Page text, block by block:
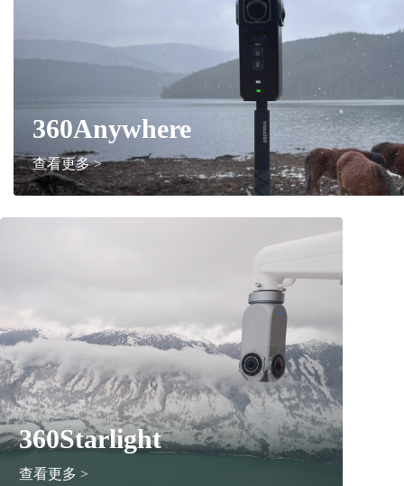
360Anywhere
查看更多 >
360Starlight
查看更多 >